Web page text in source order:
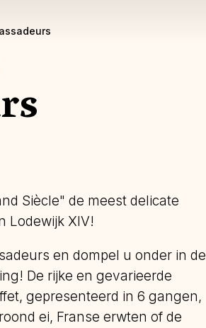
Siècle" de meest delicate
Lodewijk XIV!
en dompel u onder in de
De rijke en gevarieerde
gepresenteerd in 6 gangen,
ei, Franse erwten of de